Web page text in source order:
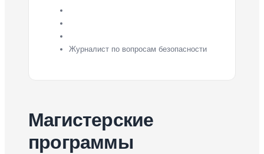
Журналист по вопросам безопасности
Магистерские
программы